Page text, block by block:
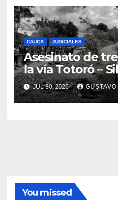
CAUCA JUDICIALES
Asesinato de
la vía Totoró –
consternación
JUL 30, 2026
You missed